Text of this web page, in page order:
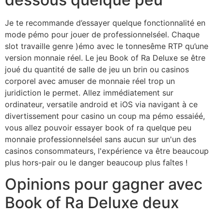
Je te recommande d’essayer quelque fonctionnalité en
mode pémo pour jouer de professionnelséel. Chaque
slot travaille genre )émo avec le tonnesême RTP qu’une
version monnaie réel. Le jeu Book of Ra Deluxe se être
joué du quantité de salle de jeu un brin ou casinos
corporel avec amuser de monnaie réel trop un
juridiction le permet. Allez immédiatement sur
ordinateur, versatile android et iOS via navigant à ce
divertissement pour casino un coup ma pémo essaiéé,
vous allez pouvoir essayer book of ra quelque peu
monnaie professionnelséel sans aucun sur un'un des
casinos consommateurs, l'expérience va être beaucoup
plus hors-pair ou le danger beaucoup plus faîtes !
Opinions pour gagner avec
Book of Ra Deluxe deux